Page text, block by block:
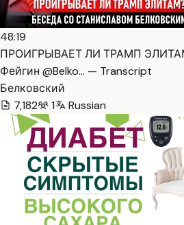
48:19
ПРОИГРЫВАЕТ ЛИ ТРАМП
Фейгин @Belko… — Transcript
Белковский
7,182
1 Russian